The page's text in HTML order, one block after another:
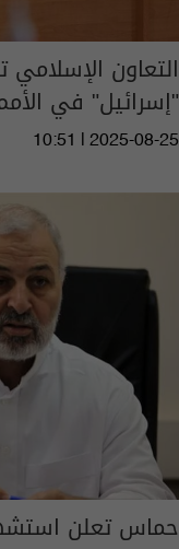
التعاون
"إسرائيل" في
10:51 | 2025-08-25
حماس تعلن